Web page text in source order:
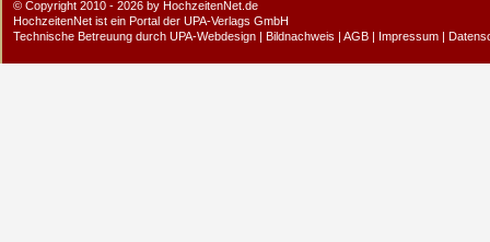
© Copyright 2010 - 2026 by HochzeitenNet.de
HochzeitenNet ist ein Portal der UPA-Verlags GmbH
Technische Betreuung durch UPA-Webdesign | Bildnachweis | AGB | Impressum |